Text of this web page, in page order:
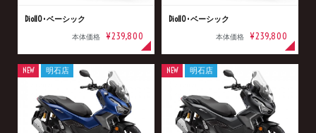
Dio110･ベーシック
本体価格 ¥239,800
Dio110･ベーシック
本体価格 ¥239,800
NEW 明石店 NEW 明石店